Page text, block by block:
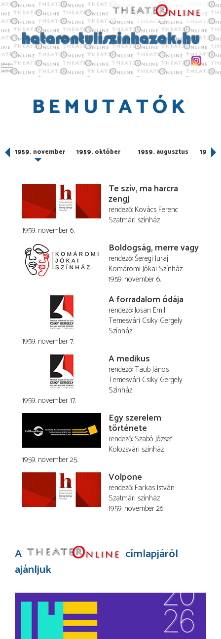
Toggle main menu visibility
BEMUTATÓK
1959. november 1959. október 1959. augusztus 1959.
Te szív, ma harcra
zengj
rendező Kovács Ferenc
Szatmári színház
1959. november 6.
Boldogság, merre vagy
rendező Šeregi Juraj
Komáromi Jókai Színház
1959. november 6.
A forradalom ódája
rendező Josan Emil
Temesvári Csiky Gergely
Színház
1959. november 7.
A medikus
rendező Taub János
Temesvári Csiky Gergely
Színház
1959. november 17.
Egy szerelem
története
rendező Szabó József
Kolozsvári színház
1959. november 25.
Volpone
rendező Farkas István
Szatmári színház
1959. november 26.
A
címlapjáról
ajánljuk